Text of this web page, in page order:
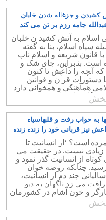
کشیدن و جزغاله شدن خلبان
جامه رزم بر تن می کند
اسلام به آتش کشید ن خلبان
سپاه اسلام، بنا به گفته
قانون شریعه و اسلام ناب
است. بنابراین، جای شک و
آنچه را داعش تا کنون
با دستورات قرآن و قوانین
همآهنگی و همخوانی دارد
گله و اعتراضی نیست.
به خواب رفت و قلبهاسیاه
نیز قربانی خود را زنده زنده
مرده است؟ ‘از انسانیت تا
زیادی نیست. در حقیقت می
کوتاه از انسانیت گذر نمود و
رسید. چنانکه روضه خوان
چند دم از انسانیت،
می زد ناگهان به دیو
و خون آشام در کشورمان
ابر جنایتکار تربیت